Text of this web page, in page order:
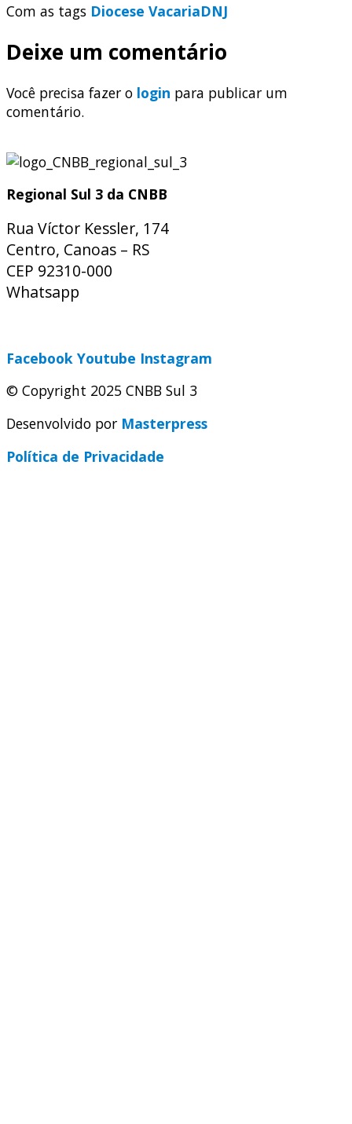
Com as tags Diocese VacariaDNJ
Deixe um comentário
Você precisa fazer o login para publicar um
comentário.
Regional Sul 3 da CNBB
Rua Víctor Kessler, 174
Centro, Canoas – RS
CEP 92310-000
Whatsapp
Facebook Youtube Instagram
© Copyright 2025 CNBB Sul 3
Desenvolvido por Masterpress
Política de Privacidade